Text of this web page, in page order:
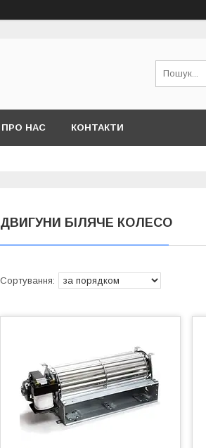
ПРО НАС КОНТАКТИ
ДВИГУНИ БІЛЯЧЕ КОЛЕСО